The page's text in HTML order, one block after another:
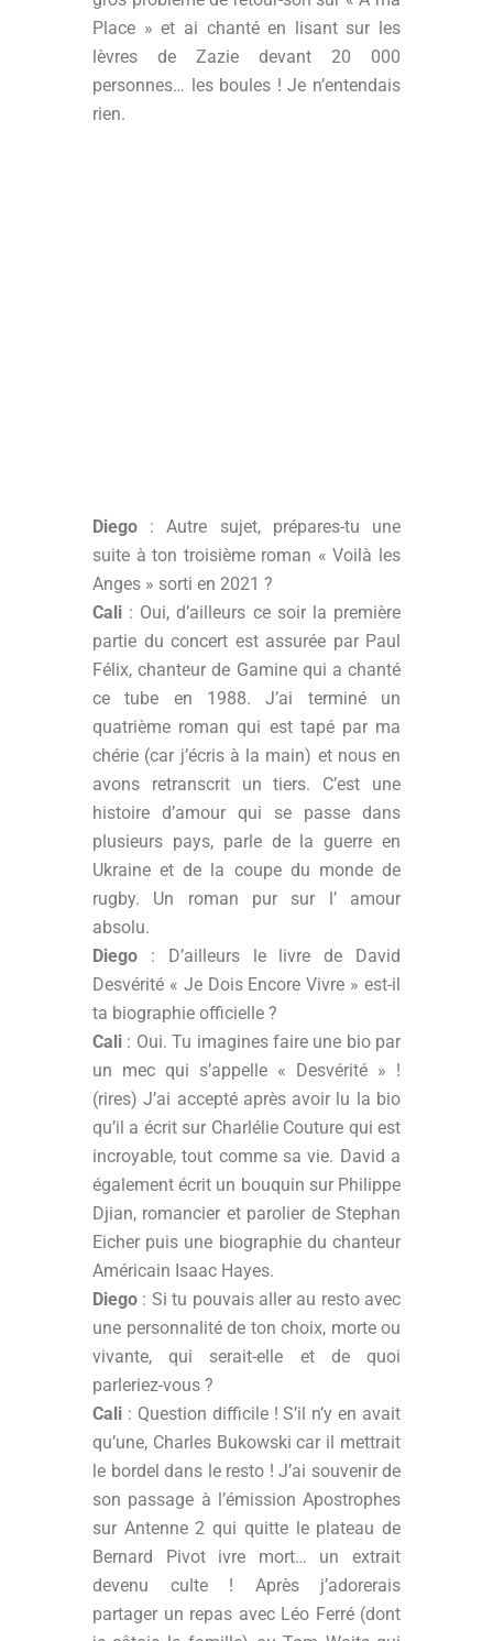
Place » et ai chanté en lisant sur les
lèvres de Zazie devant 20 000
personnes… les boules ! Je n’entendais
rien.
Diego : Autre sujet, prépares-tu une
suite à ton troisième roman « Voilà les
Anges » sorti en 2021 ?
Cali : Oui, d’ailleurs ce soir la première
partie du concert est assurée par Paul
Félix, chanteur de Gamine qui a chanté
ce tube en 1988. J’ai terminé un
quatrième roman qui est tapé par ma
chérie (car j’écris à la main) et nous en
avons retranscrit un tiers. C’est une
histoire d’amour qui se passe dans
plusieurs pays, parle de la guerre en
Ukraine et de la coupe du monde de
rugby. Un roman pur sur l’ amour
absolu.
Diego : D’ailleurs le livre de David
Desvérité « Je Dois Encore Vivre » est-il
ta biographie officielle ?
Cali : Oui. Tu imagines faire une bio par
un mec qui s’appelle « Desvérité » !
(rires) J’ai accepté après avoir lu la bio
qu’il a écrit sur Charlélie Couture qui est
incroyable, tout comme sa vie. David a
également écrit un bouquin sur Philippe
Djian, romancier et parolier de Stephan
Eicher puis une biographie du chanteur
Américain Isaac Hayes.
Diego : Si tu pouvais aller au resto avec
une personnalité de ton choix, morte ou
vivante, qui serait-elle et de quoi
parleriez-vous ?
Cali : Question difficile ! S’il n’y en avait
qu’une, Charles Bukowski car il mettrait
le bordel dans le resto ! J’ai souvenir de
son passage à l’émission Apostrophes
sur Antenne 2 qui quitte le plateau de
Bernard Pivot ivre mort… un extrait
devenu culte ! Après j’adorerais
partager un repas avec Léo Ferré (dont